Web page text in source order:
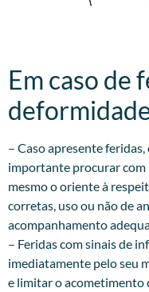
Em caso de
– Caso apresente feridas,
importante procurar com
mesmo o oriente à
corretas, uso ou não de
acompanhamento
– Feridas com sinais de
imediatamente pelo seu
e limitar o acometimento